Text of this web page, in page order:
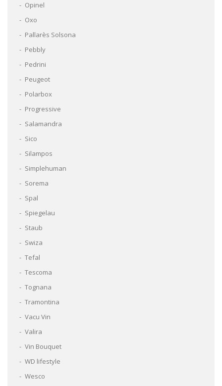
Opinel
Oxo
Pallarès Solsona
Pebbly
Pedrini
Peugeot
Polarbox
Progressive
Salamandra
Sico
Silampos
Simplehuman
Sorema
Spal
Spiegelau
Staub
Swiza
Tefal
Tescoma
Tognana
Tramontina
Vacu Vin
Valira
Vin Bouquet
WD lifestyle
Wesco